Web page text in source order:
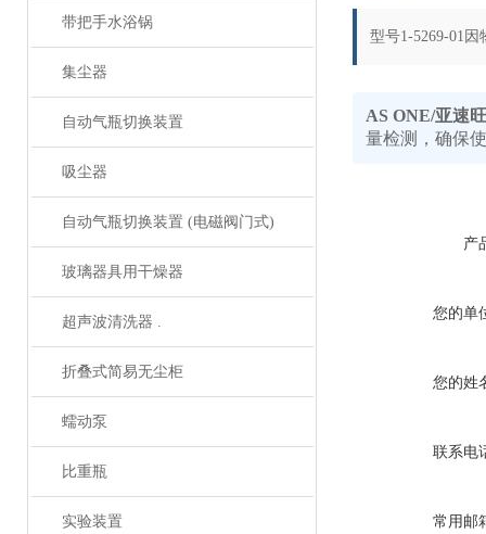
带把手水浴锅
集尘器
自动气瓶切换装置
吸尘器
自动气瓶切换装置 (电磁阀门式)
玻璃器具用干燥器
超声波清洗器 .
折叠式简易无尘柜
蠕动泵
比重瓶
实验装置
型号1-5269-01
AS ONE/亚速
量检测，确保
产
您的单
您的姓
联系电
常用邮